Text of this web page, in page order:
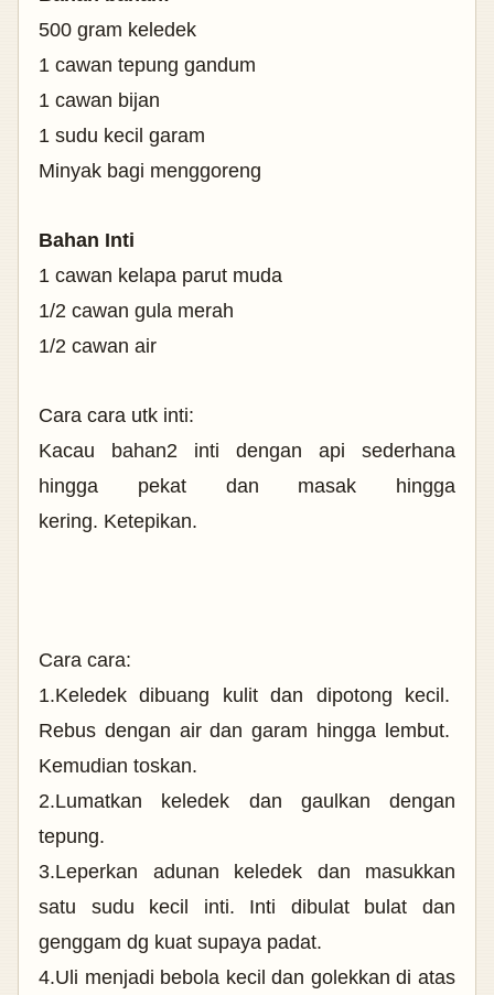
500 gram keledek
1 cawan tepung gandum
1 cawan bijan
1 sudu kecil garam
Minyak bagi menggoreng
Bahan Inti
1 cawan kelapa parut muda
1/2 cawan gula merah
1/2 cawan air
Cara cara utk inti:
Kacau bahan2 inti dengan api sederhana
hingga pekat dan masak hingga
kering. Ketepikan.
Cara cara:
1.Keledek dibuang kulit dan dipotong kecil.
Rebus dengan air dan garam hingga lembut.
Kemudian toskan.
2.Lumatkan keledek dan gaulkan dengan
tepung.
3.Leperkan adunan keledek dan masukkan
satu sudu kecil inti. Inti dibulat bulat dan
genggam dg kuat supaya padat.
4.Uli menjadi bebola kecil dan golekkan di atas